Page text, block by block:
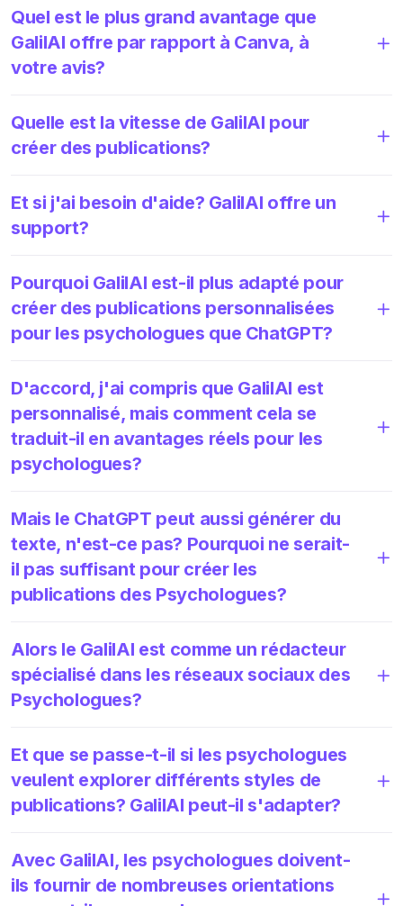
Quel est le plus grand avantage que
GalilAI offre par rapport à Canva, à
votre avis?
Quelle est la vitesse de GalilAI pour
créer des publications?
Et si j'ai besoin d'aide? GalilAI offre un
support?
Pourquoi GalilAI est-il plus adapté pour
créer des publications personnalisées
pour les psychologues que ChatGPT?
D'accord, j'ai compris que GalilAI est
personnalisé, mais comment cela se
traduit-il en avantages réels pour les
psychologues?
Mais le ChatGPT peut aussi générer du
texte, n'est-ce pas? Pourquoi ne serait-
il pas suffisant pour créer les
publications des Psychologues?
Alors le GalilAI est comme un rédacteur
spécialisé dans les réseaux sociaux des
Psychologues?
Et que se passe-t-il si les psychologues
veulent explorer différents styles de
publications? GalilAI peut-il s'adapter?
Avec GalilAI, les psychologues doivent-
ils fournir de nombreuses orientations